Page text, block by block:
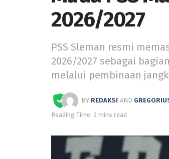
2026/2027
PSS Sleman resmi
2026/2027 sebagai
melalui pembinaan
BY REDAKSI AND
Reading Time: 2 mins read